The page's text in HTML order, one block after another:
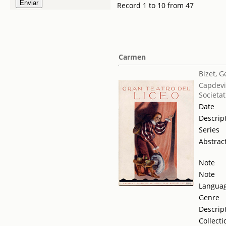
Record 1 to 10 from 47
Carmen
Bizet,
Date
Series
Note
Note
Genre